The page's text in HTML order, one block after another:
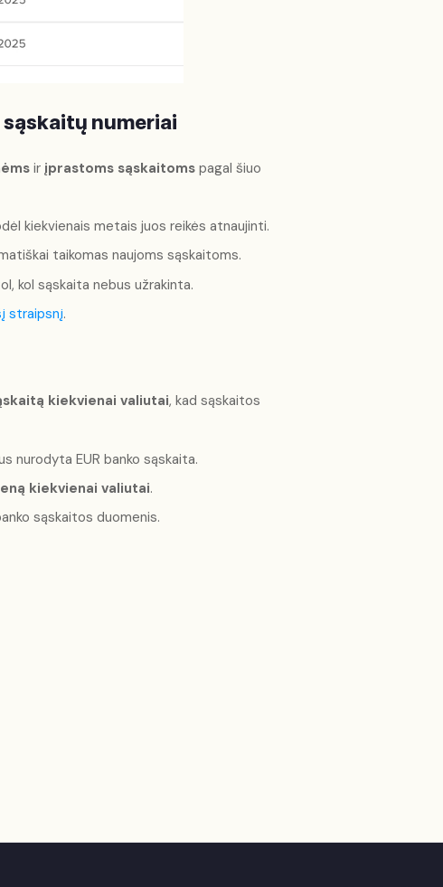
numeriai
ir įprastoms sąskaitomspagal šiuo
kiekvienais metais juos reikės atnaujinti.
taikomas naujoms sąskaitoms.
kol sąskaita nebus užrakinta.
straipsnį.
kiekvienai valiutai, kad sąskaitos
nurodyta EUR banko sąskaita.
kiekvienai valiutai.
sąskaitos duomenis.